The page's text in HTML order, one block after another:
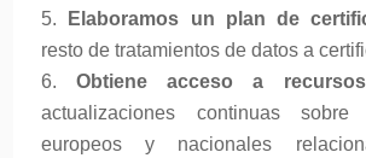
Elaboramos un plan de
resto de tratamientos de datos a
Obtiene acceso a
actualizaciones continuas
europeos y nacionales